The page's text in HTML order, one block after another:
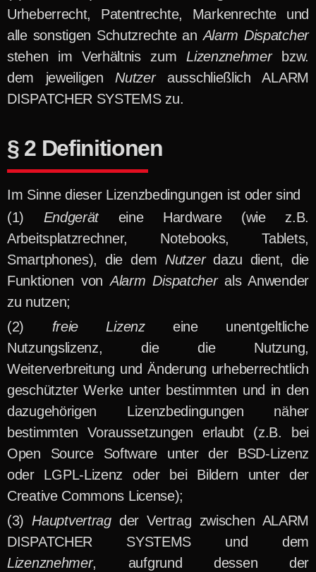
Urheberrecht, Patentrechte, Markenrechte und
alle sonstigen Schutzrechte anAlarm Dispatcher
stehen im Verhältnis zum Lizenznehmerbzw.
dem jeweiligen Nutzerausschließlich ALARM
DISPATCHER SYSTEMS zu.
§ 2 Definitionen
Im Sinne dieser Lizenzbedingungen ist oder sind
Endgerät eine Hardware (wie z.B.
Arbeitsplatzrechner, Notebooks, Tablets,
Smartphones), die dem Nutzerdazu dient, die
Funktionen vonAlarm Dispatcherals Anwender
zu nutzen;
freie Lizenzeine unentgeltliche
Nutzungslizenz, die die Nutzung,
Weiterverbreitung und Änderung urheberrechtlich
geschützter Werke unter bestimmten und in den
dazugehörigen Lizenzbedingungen näher
bestimmten Voraussetzungen erlaubt (z.B. bei
Open Source Software unter der BSD-Lizenz
oder LGPL-Lizenz oder bei Bildern unter der
Creative Commons License);
Hauptvertragder Vertrag zwischen ALARM
DISPATCHER SYSTEMS und dem
Lizenznehmer, aufgrund dessen der